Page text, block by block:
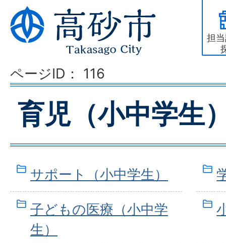
担
ページID： 116
育児（小中学生
サポート（小中学生）
子どもの医療（小中学
生）